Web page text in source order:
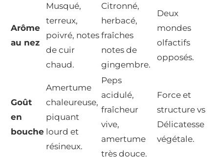
Arôme
au nez
Musqué,
terreux,
poivré, notes
de cuir
chaud.
Citronné,
herbacé,
fraîches
notes de
gingembre.
Deux
mondes
olfactifs
opposés.
Goût
en
bouche
Amertume
chaleureuse,
piquant
lourd et
résineux.
Peps
acidulé,
fraîcheur
vive,
amertume
très douce.
Force et
structure vs
Délicatesse
végétale.